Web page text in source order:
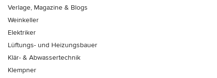
Verlage, Magazine & Blogs
Weinkeller
Elektriker
Lüftungs- und Heizungsbauer
Klär- & Abwassertechnik
Klempner